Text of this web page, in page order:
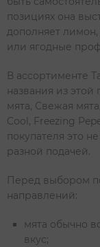
позициях она
дополняет лимон,
или ягодные
В ассортименте
названия из
мята, Свежая
Cool, Freezing
покупателя это
разной подачей.
Перед выбором
направлений:
мята обычно
вкус;